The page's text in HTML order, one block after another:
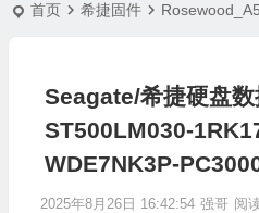
首页 希捷固件
Seagate/希捷硬盘
ST500LM030-
WDE7NK3P-
2025年8月26日 16:42:54 强哥 阅